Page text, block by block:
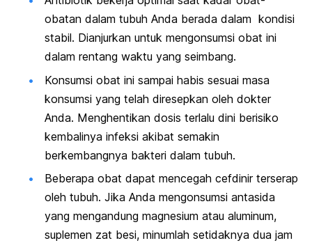
obatan dalam tubuh Anda berada dalam kondisi
stabil. Dianjurkan untuk mengonsumsi obat ini
dalam rentang waktu yang seimbang.
Konsumsi obat ini sampai habis sesuai masa
konsumsi yang telah diresepkan oleh dokter
Anda. Menghentikan dosis terlalu dini berisiko
kembalinya infeksi akibat semakin
berkembangnya bakteri dalam tubuh.
Beberapa obat dapat mencegah cefdinir terserap
oleh tubuh. Jika Anda mengonsumsi antasida
yang mengandung magnesium atau aluminum,
suplemen zat besi, minumlah setidaknya dua jam